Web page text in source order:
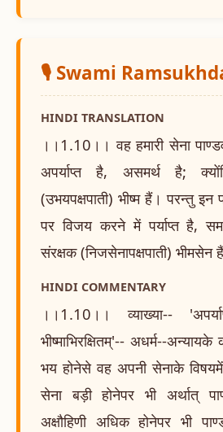
🎙️ Swami
HINDI TRANSLATION
।।1.10।। वह हमारी सेना
अपर्याप्त है, असमर्थ है;
(उभयपक्षपाती) भीष्म हैं। परन्तु इन
पर विजय करने में पर्याप्त है,
संरक्षक (निजसेनापक्षपाती) भीमसेन
HINDI COMMENTARY
।।1.10।। व्याख्या--
भीष्माभिरक्षितम्'-- अधर्म--
भय होनेसे वह अपनी सेनाके विषयमें
सेना बड़ी होनेपर भी अर्थात्
अक्षौहिणी अधिक होनेपर भी